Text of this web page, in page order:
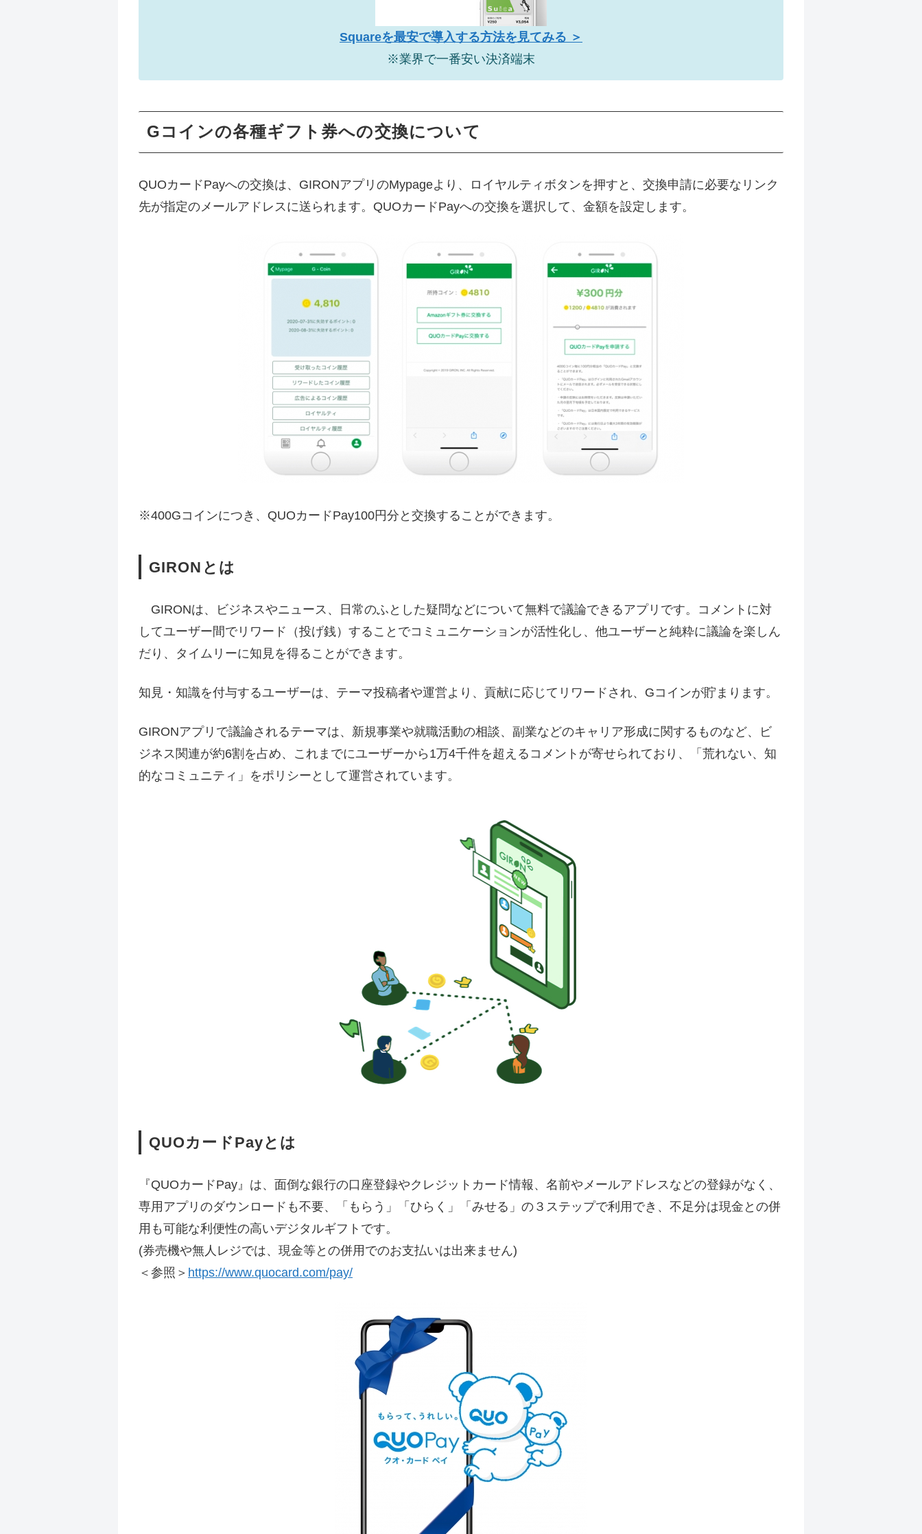
Squareを最安で導入する方法を見てみる ＞
※業界で一番安い決済端末
Gコインの各種ギフト券への交換について
QUOカードPayへの交換は、GIRONアプリのMypageより、ロイヤルティボタンを押すと、交換申請に必要なリンク
先が指定のメールアドレスに送られます。QUOカードPayへの交換を選択して、金額を設定します。
※400Gコインにつき、QUOカードPay100円分と交換することができます。
GIRONとは
GIRONは、ビジネスやニュース、日常のふとした疑問などについて無料で議論できるアプリです。コメントに対
してユーザー間でリワード（投げ銭）することでコミュニケーションが活性化し、他ユーザーと純粋に議論を楽しん
だり、タイムリーに知見を得ることができます。
知見・知識を付与するユーザーは、テーマ投稿者や運営より、貢献に応じてリワードされ、Gコインが貯まります。
GIRONアプリで議論されるテーマは、新規事業や就職活動の相談、副業などのキャリア形成に関するものなど、ビ
ジネス関連が約6割を占め、これまでにユーザーから1万4千件を超えるコメントが寄せられており、「荒れない、知
的なコミュニティ」をポリシーとして運営されています。
QUOカードPayとは
『QUOカードPay』は、面倒な銀行の口座登録やクレジットカード情報、名前やメールアドレスなどの登録がなく、
専用アプリのダウンロードも不要、「もらう」「ひらく」「みせる」の３ステップで利用でき、不足分は現金との併
用も可能な利便性の高いデジタルギフトです。
(券売機や無人レジでは、現金等との併用でのお支払いは出来ません)
＜参照＞ https://www.quocard.com/pay/